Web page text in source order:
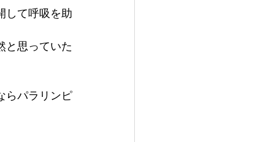
して呼吸を助
と思っていた
らパラリンピ